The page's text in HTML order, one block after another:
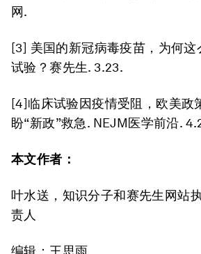
网.
[3] 美国的新冠病毒疫苗，为何这
试验？赛先生. 3.23.
[4]临床试验因疫情受阻，欧美政
盼“新政”救急. NEJM医学前沿.
本文作者：
叶水送，知识分子和赛先生网站
责人
编辑：王思雨